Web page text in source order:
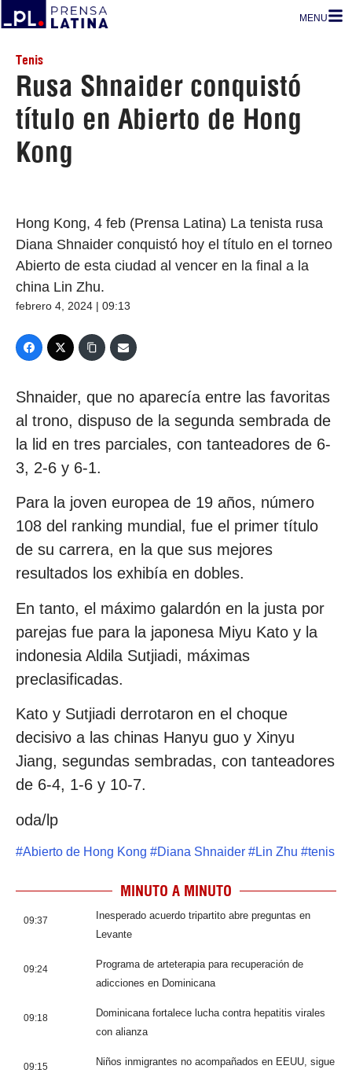
MENU
Tenis
Rusa Shnaider conquistó
título en Abierto de Hong
Kong
Hong Kong, 4 feb (Prensa Latina) La tenista rusa
Diana Shnaider conquistó hoy el título en el torneo
Abierto de esta ciudad al vencer en la final a la
china Lin Zhu.
febrero 4, 2024 | 09:13
Shnaider, que no aparecía entre las favoritas
al trono, dispuso de la segunda sembrada de
la lid en tres parciales, con tanteadores de 6-
3, 2-6 y 6-1.
Para la joven europea de 19 años, número
108 del ranking mundial, fue el primer título
de su carrera, en la que sus mejores
resultados los exhibía en dobles.
En tanto, el máximo galardón en la justa por
parejas fue para la japonesa Miyu Kato y la
indonesia Aldila Sutjiadi, máximas
preclasificadas.
Kato y Sutjiadi derrotaron en el choque
decisivo a las chinas Hanyu guo y Xinyu
Jiang, segundas sembradas, con tanteadores
de 6-4, 1-6 y 10-7.
oda/lp
#Abierto de Hong Kong #Diana Shnaider #Lin Zhu #tenis
MINUTO A MINUTO
09:37
Inesperado acuerdo tripartito abre preguntas en
Levante
09:24
Programa de arteterapia para recuperación de
adicciones en Dominicana
09:18
Dominicana fortalece lucha contra hepatitis virales
con alianza
09:15
Niños inmigrantes no acompañados en EEUU, sigue